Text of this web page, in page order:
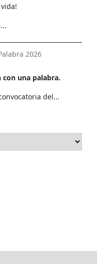
2026
una palabra.
del...